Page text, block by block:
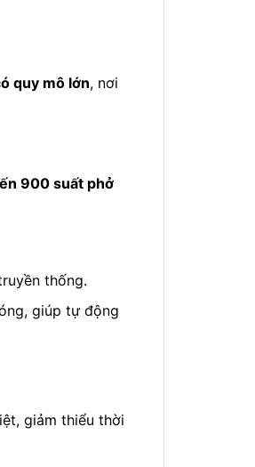
quy mô lớn, nơi
900 suất phở
thống.
giúp tự động
giảm thiểu thời